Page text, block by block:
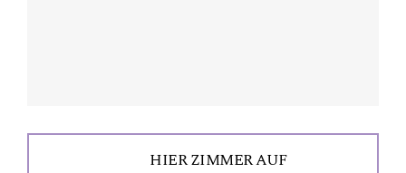
HIER ZIMMER AUF